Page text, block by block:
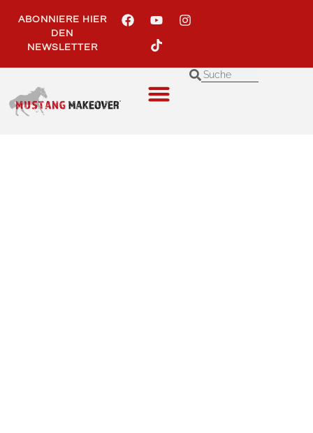
springen
ABONNIERE HIER
DEN
NEWSLETTER